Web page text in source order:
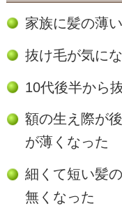
家族に髪の薄
抜け毛が気に
10代後半から
額の生え際が
が薄くなった
細くて短い髪
無くなった